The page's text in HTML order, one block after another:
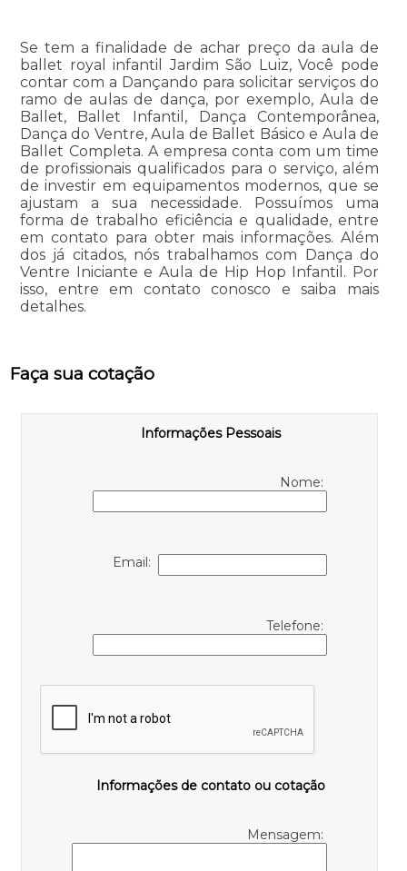
Se tem a finalidade de achar preço da aula de
ballet royal infantil Jardim São Luiz, Você pode
contar com a Dançando para solicitar serviços do
ramo de aulas de dança, por exemplo, Aula de
Ballet, Ballet Infantil, Dança Contemporânea,
Dança do Ventre, Aula de Ballet Básico e Aula de
Ballet Completa. A empresa conta com um time
de profissionais qualificados para o serviço, além
de investir em equipamentos modernos, que se
ajustam a sua necessidade. Possuímos uma
forma de trabalho eficiência e qualidade, entre
em contato para obter mais informações. Além
dos já citados, nós trabalhamos com Dança do
Ventre Iniciante e Aula de Hip Hop Infantil. Por
isso, entre em contato conosco e saiba mais
detalhes.
Faça sua cotação
Informações Pessoais
Nome:
Email:
Telefone:
Informações de contato ou cotação
Mensagem: